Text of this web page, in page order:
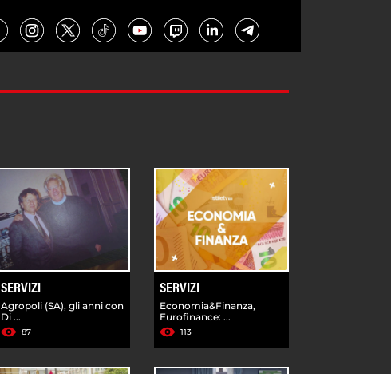
SERVIZI
Agropoli (SA), gli anni con
Di ...
87
SERVIZI
Economia&Finanza,
Eurofinance: ...
113